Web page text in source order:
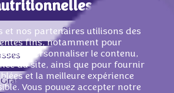
2213 KJ /530 Kcal
29g
Saturés 18g
et nos partenaires utilisons des
fins, notamment pour
personnaliser le contenu,
du site, ainsi que pour fournir
et la meilleure expérience
Vous pouvez accepter notre